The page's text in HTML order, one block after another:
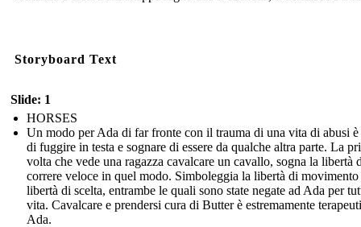
Storyboard Text
Slide: 1
HORSES
Un modo per Ada di far fronte con il trauma di una vita di abusi
di fuggire in testa e sognare di essere da qualche altra parte. La
volta che vede una ragazza cavalcare un cavallo, sogna la libertà
correre veloce in quel modo. Simboleggia la libertà di movimento
libertà di scelta, entrambe le quali sono state negate ad Ada per
vita. Cavalcare e prendersi cura di Butter è estremamente
Ada.